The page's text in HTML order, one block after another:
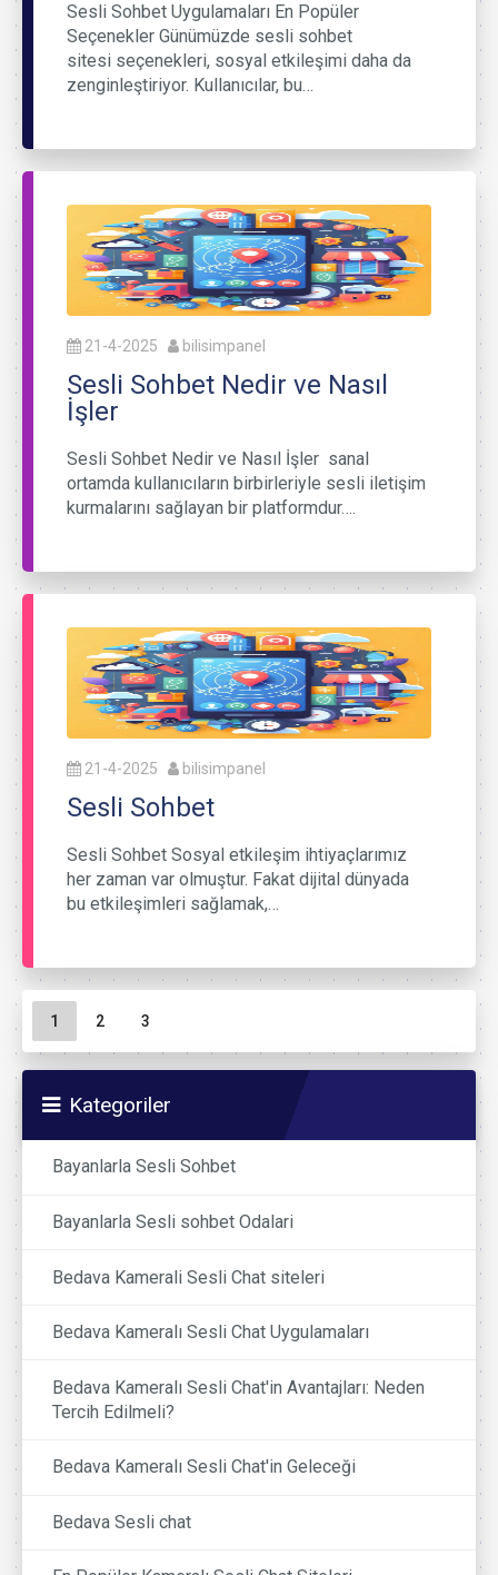
Sesli Sohbet Uygulamaları En Popüler
Seçenekler Günümüzde sesli sohbet
sitesi seçenekleri, sosyal etkileşimi daha da
zenginleştiriyor. Kullanıcılar, bu…
21-4-2025 bilisimpanel
Sesli Sohbet Nedir ve Nasıl
İşler
Sesli Sohbet Nedir ve Nasıl İşler sanal
ortamda kullanıcıların birbirleriyle sesli iletişim
kurmalarını sağlayan bir platformdur….
21-4-2025 bilisimpanel
Sesli Sohbet
Sesli Sohbet Sosyal etkileşim ihtiyaçlarımız
her zaman var olmuştur. Fakat dijital dünyada
bu etkileşimleri sağlamak,…
Sayfa gezinme
Geçerli Sayfa
1 Sayfa
2 Sayfa
3
Kategoriler
Bayanlarla Sesli Sohbet
Bayanlarla Sesli sohbet Odalari
Bedava Kamerali Sesli Chat siteleri
Bedava Kameralı Sesli Chat Uygulamaları
Bedava Kameralı Sesli Chat'in Avantajları: Neden
Tercih Edilmeli?
Bedava Kameralı Sesli Chat'in Geleceği
Bedava Sesli chat